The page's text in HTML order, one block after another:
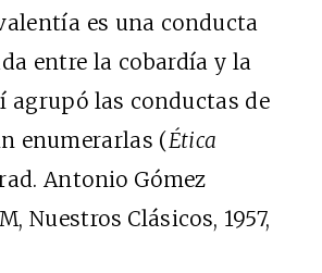
es una conducta
entre la cobardía y la
agrupó las conductas de
enumerarlas (Ética
Antonio Gómez
Nuestros Clásicos, 1957,